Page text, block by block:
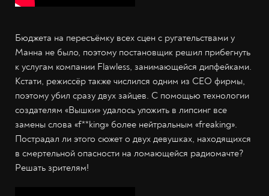
Бюджета на пересъёмку всех сцен с ругательствами у
Манна не было, поэтому постановщик решил прибегнуть
к услугам компании Flawless, занимающейся дипфейками.
Кстати, режиссёр также числился одним из CEO фирмы,
поэтому убил сразу двух зайцев. С помощью технологии
создателям «Вышки» удалось уложить в липсинг все
замены слова «f**king» более нейтральным «freaking».
Пострадал ли этого сюжет о двух девушках, находящихся
в смертельной опасности на ломающейся радиомачте?
Решать зрителям!